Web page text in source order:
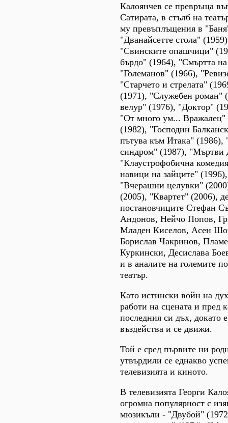
Калоянчев се превръща
Сатирата, в стълб на
му превъплъщения в
"Дванайсетте стола"
"Свинските опашчици"
бърдо" (1964), "Смъртта
"Големанов" (1966),
"Старчето и стрелата"
(1971), "Служебен роман"
велур" (1976), "Доктор"
"От много ум... Вражалец"
(1982), "Господин
пътува към Итака" (1986),
синдром" (1987), "Мъртви
"Клаустрофобична
навици на зайците"
"Вчерашни целувки"
(2005), "Квартет" (2006),
постановчиците Стефан
Андонов, Нейчо Попов,
Младен Киселов, Асен
Борислав Чакринов,
Куркински, Десислава
и в аналите на големите
театър.
Като истински войн на
работи на сцената и пред
последния си дъх, докато
въздейства и се движи.
Той е сред първите ни
утвърдили се еднакво
телевизията и киното.
В телевизията Георги
огромна популярност с
мюзикъли - "Двубой"